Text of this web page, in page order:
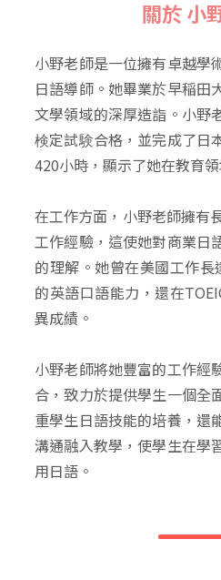
關於 小
小野老師是一位擁有卓越學
日語導師。她畢業於早稲田
文學領域的深厚造詣。小野
検定試験合格，並完成了日
420小時，顯示了她在教育
在工作方面，小野老師擁有
工作經驗，這使她對商業日
的理解。她曾在美國工作
的英語口語能力，還在
異成績。
小野老師將她豐富的工作經
合，致力於提供學生一個全
重學生日語技能的培養，還
溝通融入教學，使學生在學
用日語。